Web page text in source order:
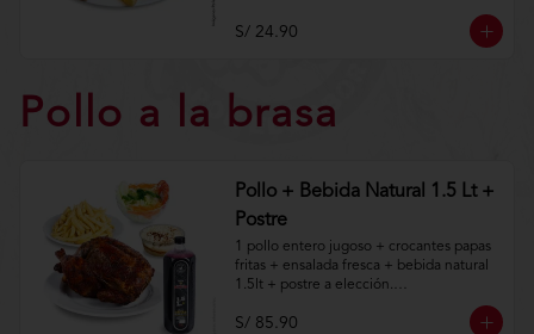
condiciones.https://www.lenaycarbon.co
m/TYCGenerales
S/ 24.90
Pollo a la brasa
Pollo + Bebida Natural 1.5 Lt +
Postre
1 pollo entero jugoso + crocantes papas
fritas + ensalada fresca + bebida natural
1.5lt + postre a elección.
Aplica terminos y
S/ 85.90